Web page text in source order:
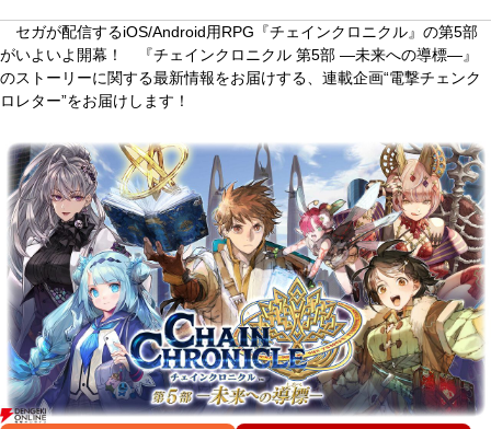
セガが配信するiOS/Android用RPG『チェインクロニクル』の第5部
がいよいよ開幕！ 『チェインクロニクル 第5部 ―未来への導標―』
のストーリーに関する最新情報をお届けする、連載企画“電撃チェンク
ロレター”をお届けします！